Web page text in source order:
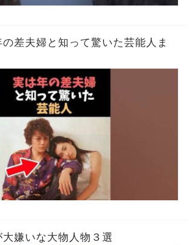
の差夫婦と知って驚いた芸能人ま
嫌いな大物人物３選